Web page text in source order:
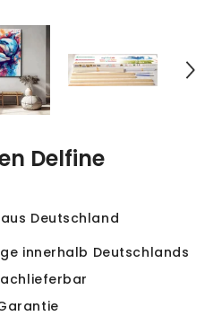
Delfine
Deutschland
innerhalb Deutschlands